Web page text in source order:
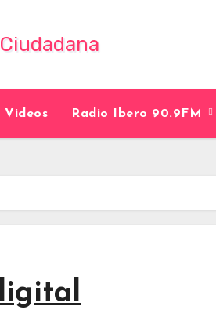
Videos Radio Ibero 90.9FM